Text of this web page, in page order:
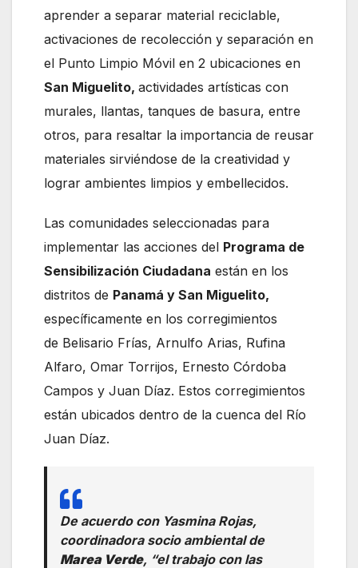
aprender a separar material reciclable,
activaciones de recolección y separación en
el Punto Limpio Móvil en 2 ubicaciones en
San Miguelito, actividades artísticas con
murales, llantas, tanques de basura, entre
otros, para resaltar la importancia de reusar
materiales sirviéndose de la creatividad y
lograr ambientes limpios y embellecidos.
Las comunidades seleccionadas para
implementar las acciones del Programa de
Sensibilización Ciudadana están en los
distritos de Panamá y San Miguelito,
específicamente en los corregimientos
de Belisario Frías, Arnulfo Arias, Rufina
Alfaro, Omar Torrijos, Ernesto Córdoba
Campos y Juan Díaz. Estos corregimientos
están ubicados dentro de la cuenca del Río
Juan Díaz.
De acuerdo con Yasmina Rojas,
coordinadora socio ambiental de
Marea Verde, “el trabajo con las